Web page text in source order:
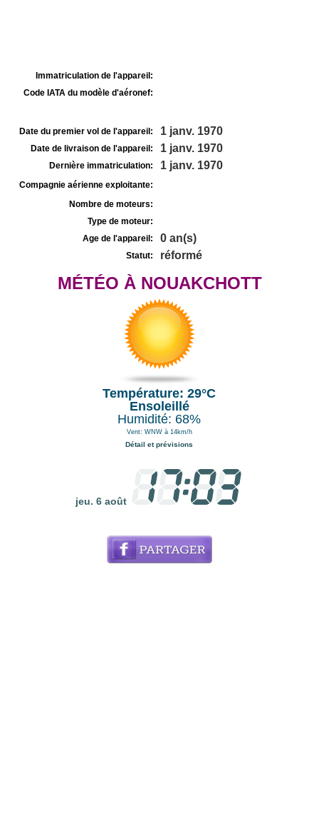
Immatriculation de l'appareil:
Code IATA du modèle d'aéronef:
Date du premier vol de l'appareil: 1 janv. 1970
Date de livraison de l'appareil: 1 janv. 1970
Dernière immatriculation: 1 janv. 1970
Compagnie aérienne exploitante:
Nombre de moteurs:
Type de moteur:
Age de l'appareil:
0 an(s)
Statut: réformé
MÉTÉO À NOUAKCHOTT
Température: 29°C
Ensoleillé
Humidité: 68%
Vent: WNW à 14km/h
Détail et prévisions
jeu. 6 août